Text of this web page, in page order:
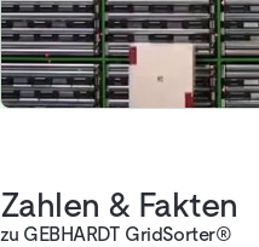
Zahlen & Fakten
zu GEBHARDT GridSorter®